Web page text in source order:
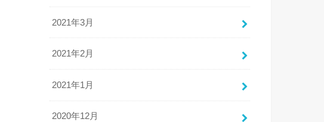
2021年3月
2021年2月
2021年1月
2020年12月